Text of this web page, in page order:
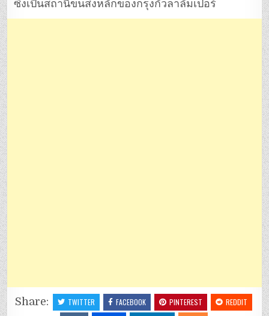
ซึ่งเป็นสถานีขนส่งหลักของกรุงกัวลาลัมเปอร์
Share: TWITTER FACEBOOK PINTEREST
REDDIT